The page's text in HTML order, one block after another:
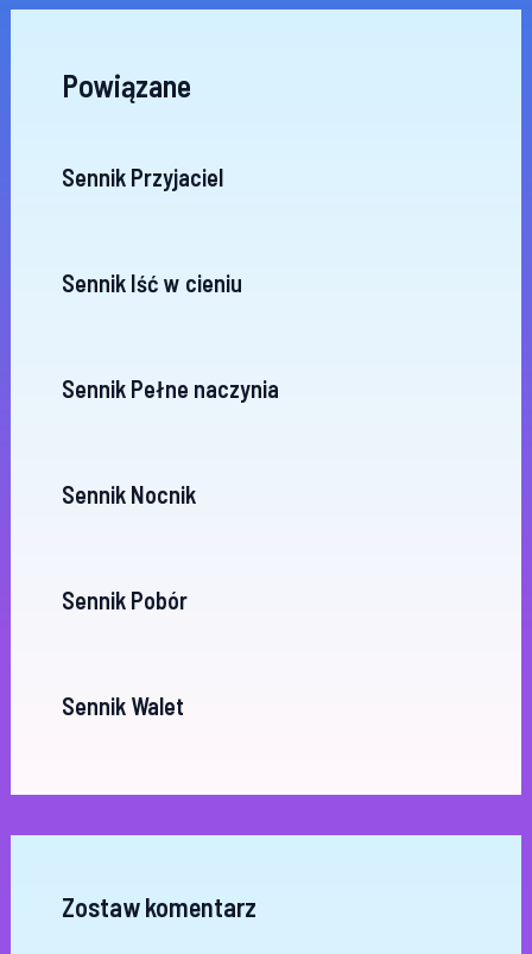
Powiązane
Sennik Przyjaciel
Sennik Iść w cieniu
Sennik Pełne naczynia
Sennik Nocnik
Sennik Pobór
Sennik Walet
Zostaw komentarz